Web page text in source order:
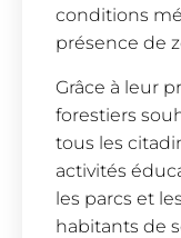
conditions
présence de
Grâce à leur
forestiers
tous les
activités
les parcs et
habitants de